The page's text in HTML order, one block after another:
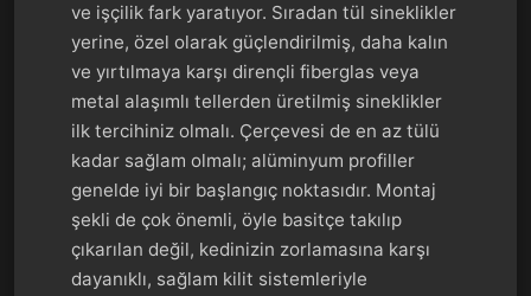
ve işçilik fark yaratıyor. Sıradan tül sineklikler
yerine, özel olarak güçlendirilmiş, daha kalın
ve yırtılmaya karşı dirençli fiberglas veya
metal alaşımlı tellerden üretilmiş sineklikler
ilk tercihiniz olmalı. Çerçevesi de en az tülü
kadar sağlam olmalı; alüminyum profiller
genelde iyi bir başlangıç noktasıdır. Montaj
şekli de çok önemli, öyle basitçe takılıp
çıkarılan değil, kedinizin zorlamasına karşı
dayanıklı, sağlam kilit sistemleriyle